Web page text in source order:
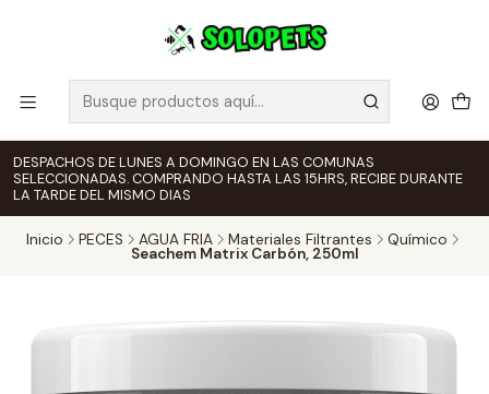
DESPACHOS DE LUNES A DOMINGO EN LAS COMUNAS
SELECCIONADAS. COMPRANDO HASTA LAS 15HRS, RECIBE DURANTE
LA TARDE DEL MISMO DIAS
Inicio PECES AGUA FRIA Materiales Filtrantes Químico
Seachem Matrix Carbón, 250ml